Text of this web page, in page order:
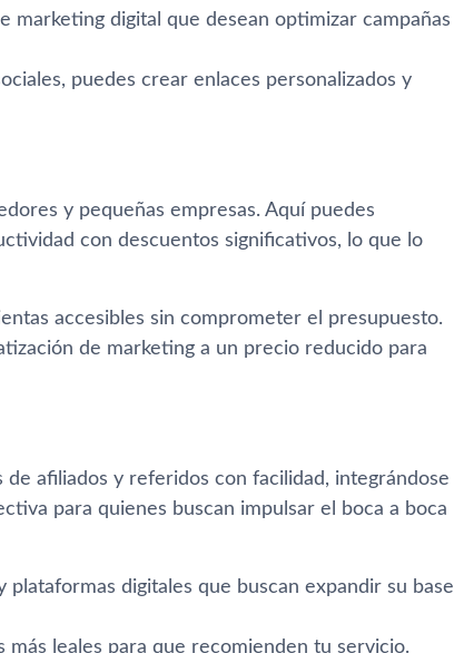
marketing digital que desean optimizar campañas
puedes crear enlaces personalizados y
y pequeñas empresas. Aquí puedes
con descuentos significativos, lo que lo
accesibles sin comprometer el presupuesto.
de marketing a un precio reducido para
afiliados y referidos con facilidad, integrándose
para quienes buscan impulsar el boca a boca
digitales que buscan expandir su base
leales para que recomienden tu servicio.